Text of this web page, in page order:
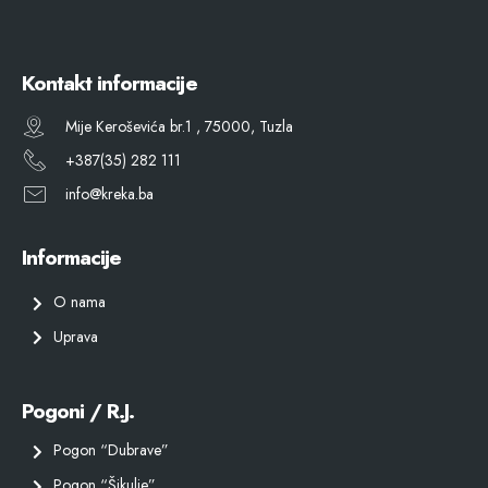
Kontakt informacije
Mije Keroševića br.1 , 75000, Tuzla
+387(35) 282 111
info@kreka.ba
Informacije
O nama
Uprava
Pogoni / R.J.
Pogon “Dubrave”